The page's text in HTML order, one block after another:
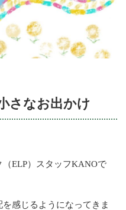
さなお出かけ
ELP）スタッフKANOで
感じるようになってきま